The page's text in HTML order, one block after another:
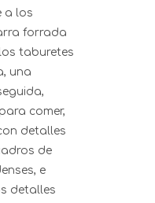
a los
forrada
taburetes
una
comer,
detalles
de
e
detalles